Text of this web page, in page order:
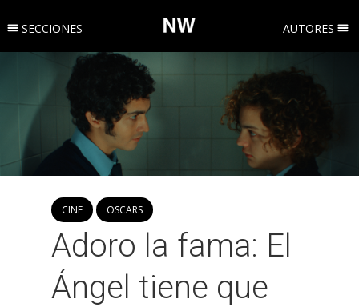
SECCIONES AUTORES
CINE OSCARS
Adoro la fama: El
Ángel tiene que